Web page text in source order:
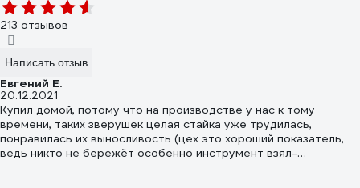
213 отзывов
Написать отзыв
Евгений Е.
20.12.2021
Купил домой, потому что на производстве у нас к тому
времени, таких зверушек целая стайка уже трудилась,
понравилась их выносливость (цех это хороший показатель,
ведь никто не бережёт особенно инструмент взял-